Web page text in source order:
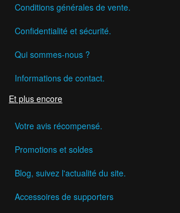
Conditions générales de vente.
Confidentialité et sécurité.
Qui sommes-nous ?
Informations de contact.
Et plus encore
Votre avis récompensé.
Promotions et soldes
Blog, suivez l'actualité du site.
Accessoires de supporters